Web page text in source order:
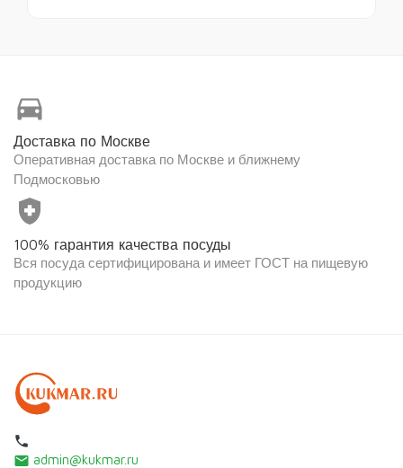
directions_car
Доставка по Москве
Оперативная доставка по Москве и ближнему
Подмосковью
health_and_safety
100% гарантия качества посуды
Вся посуда сертифицирована и имеет ГОСТ на пищевую
продукцию
local_phone
email admin@kukmar.ru